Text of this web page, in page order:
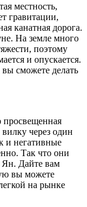
местность,
гравитации,
канатная дорога.
На земле много
поэтому
и опускается.
сможете делать
просвещенная
вилку через один
и негативные
Так что они
Ян. Дайте вам
вы можете
на рынке